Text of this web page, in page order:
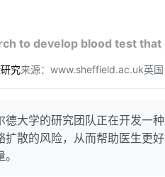
to develop blood test
究来源：www.sheffield.ac.uk英
德大学的研究团队正在开发一
扩散的风险，从而帮助医生更